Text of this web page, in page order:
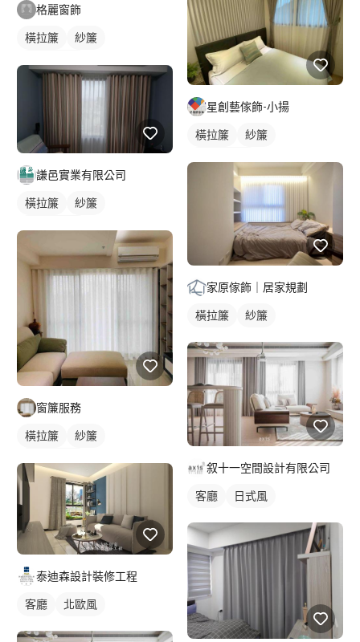
格麗窗飾
橫拉簾
紗簾
謙邑實業有限公司
橫拉簾
紗簾
窗簾服務
橫拉簾
紗簾
泰迪森設計裝修工程
客廳 北歐風
星創藝傢飾-小揚
橫拉簾
紗簾
家原傢飾｜居家規劃
橫拉簾 紗簾
叙十一空間設計有限公司
客廳 日式風